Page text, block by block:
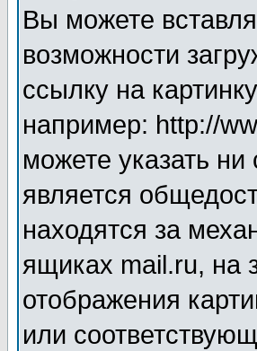
Вы можете
возможности
ссылку на
например: http://
можете указать
является
находятся за
ящиках mail.ru, на
отображения
или